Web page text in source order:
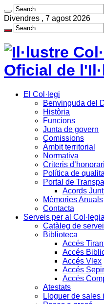
Divendres , 7 agost 2026
Oficial de
El Col·legi
Benvinguda del
Història
Funcions
Junta de govern
Comissions
Àmbit territorial
Normativa
Criteris
Política de
Portal de
Acords
Mèmories Anuals
Contacta
Serveis per al
Catàleg de
Biblioteca
Accés
Accés
Accés Vlex
Accés
Accés
Atestats
Lloguer de sales